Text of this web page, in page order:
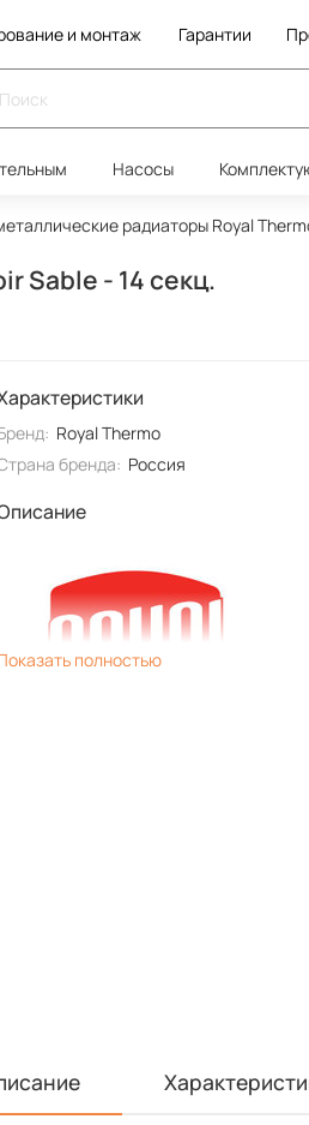
и монтаж Гарантии
Насосы
радиаторы Royal
Sable - 14 секц.
Royal Thermo
бренда: Россия
полностью